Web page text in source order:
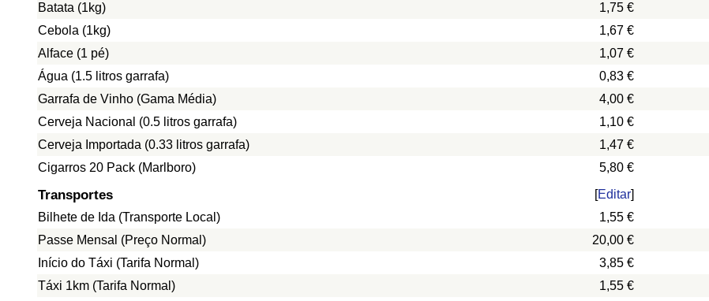
Batata (1kg) 1,75 €
Cebola (1kg) 1,67 €
Alface (1 pé) 1,07 €
Água (1.5 litros garrafa) 0,83 €
Garrafa de Vinho (Gama Média) 4,00 €
Cerveja Nacional (0.5 litros garrafa) 1,10 €
Cerveja Importada (0.33 litros garrafa) 1,47 €
Cigarros 20 Pack (Marlboro) 5,80 €
Transportes [Editar]
Bilhete de Ida (Transporte Local)
1,55 €
Passe Mensal (Preço Normal) 20,00 €
Início do Táxi (Tarifa Normal) 3,85 €
Táxi 1km (Tarifa Normal) 1,55 €